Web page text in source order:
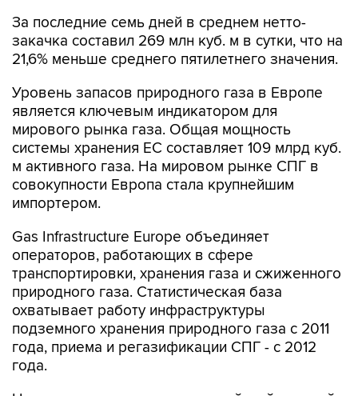
За последние семь дней в среднем нетто-
закачка составил 269 млн куб. м в сутки, что на
21,6% меньше среднего пятилетнего значения.
Уровень запасов природного газа в Европе
является ключевым индикатором для
мирового рынка газа. Общая мощность
системы хранения ЕС составляет 109 млрд куб.
м активного газа. На мировом рынке СПГ в
совокупности Европа стала крупнейшим
импортером.
Gas Infrastructure Europe объединяет
операторов, работающих в сфере
транспортировки, хранения газа и сжиженного
природного газа. Статистическая база
охватывает работу инфраструктуры
подземного хранения природного газа с 2011
года, приема и регазификации СПГ - с 2012
года.